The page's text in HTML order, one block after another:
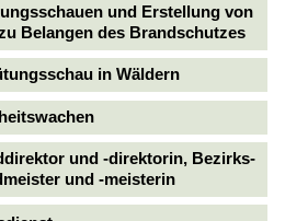
und Erstellung von
Belangen des Brandschutzes
in Wäldern
und -direktorin, Bezirks-
und -meisterin